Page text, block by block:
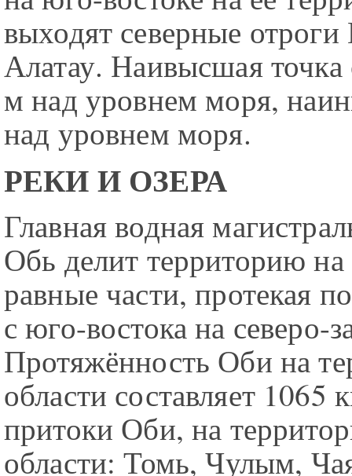
выходят северные отроги
Алатау. Наивысшая
м над уровнем моря,
над уровнем моря.
РЕКИ И ОЗЕРА
Главная водная
Обь делит территорию на
равные части, протекая
с юго-востока на северо-
Протяжённость Оби на
области составляет
притоки Оби, на
области: Томь, Чулым,